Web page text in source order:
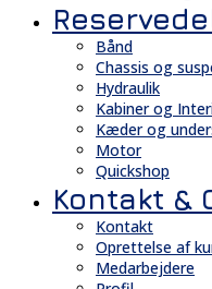
Bånd
Chassis og
Hydraulik
Kabiner og
Kæder og
Motor
Quickshop
Kontakt &
Kontakt
Oprettelse af
Medarbejdere